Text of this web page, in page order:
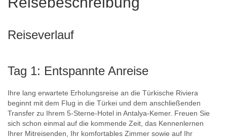
Reiseverlauf
Tag 1: Entspannte Anreise
Ihre lang erwartete Erholungsreise an die Türkische Riviera
beginnt mit dem Flug in die Türkei und dem anschließenden
Transfer zu Ihrem 5-Sterne-Hotel in Antalya-Kemer. Freuen Sie
sich schon einmal auf die kommende Zeit, das Kennenlernen
Ihrer Mitreisenden, Ihr komfortables Zimmer sowie auf Ihr